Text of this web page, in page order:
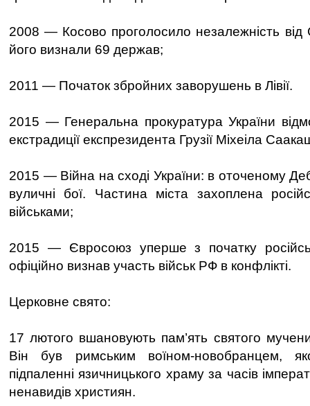
2008 — Косово проголосило незалежність від
його визнали 69 держав;
2011 — Початок збройних заворушень в Лівії.
2015 — Генеральна прокуратура України
екстрадиції експрезидента Грузії Міхеіла
2015 — Війна на сході України: в оточеному
вуличні бої. Частина міста захоплена
військами;
2015 — Євросоюз уперше з початку
офіційно визнав участь військ РФ в конфлікті.
Церковне свято:
17 лютого вшановують пам’ять святого
Він був римським воїном-новобранцем,
підпаленні язичницького храму за часів
ненавидів християн.